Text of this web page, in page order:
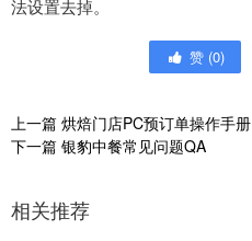
法设置去掉。
赞 (0)
上一篇 烘焙门店PC预订单操作手册
下一篇 银豹中餐常见问题QA
相关推荐